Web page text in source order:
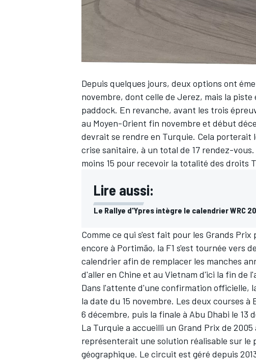
WEC
Depuis quelques jours, deux options ont
novembre, dont celle de Jerez, mais la
paddock. En revanche, avant les trois
au Moyen-Orient fin novembre et début
devrait se rendre en Turquie. Cela porterait
crise sanitaire, à un total de 17 rendez-
moins 15 pour recevoir la totalité des droits
Lire aussi:
Le Rallye d'Ypres intègre le calendrier WRC
Comme ce qui s'est fait pour les Grands
encore à Portimão, la F1 s'est tournée vers
calendrier afin de remplacer les manches
d'aller en Chine et au Vietnam d'ici la fin de
Dans l'attente d'une confirmation officielle,
la date du 15 novembre. Les deux courses
6 décembre, puis la finale à Abu Dhabi le 13
La Turquie a accueilli un Grand Prix de
représenterait une solution réalisable sur le
géographique. Le circuit est géré depuis